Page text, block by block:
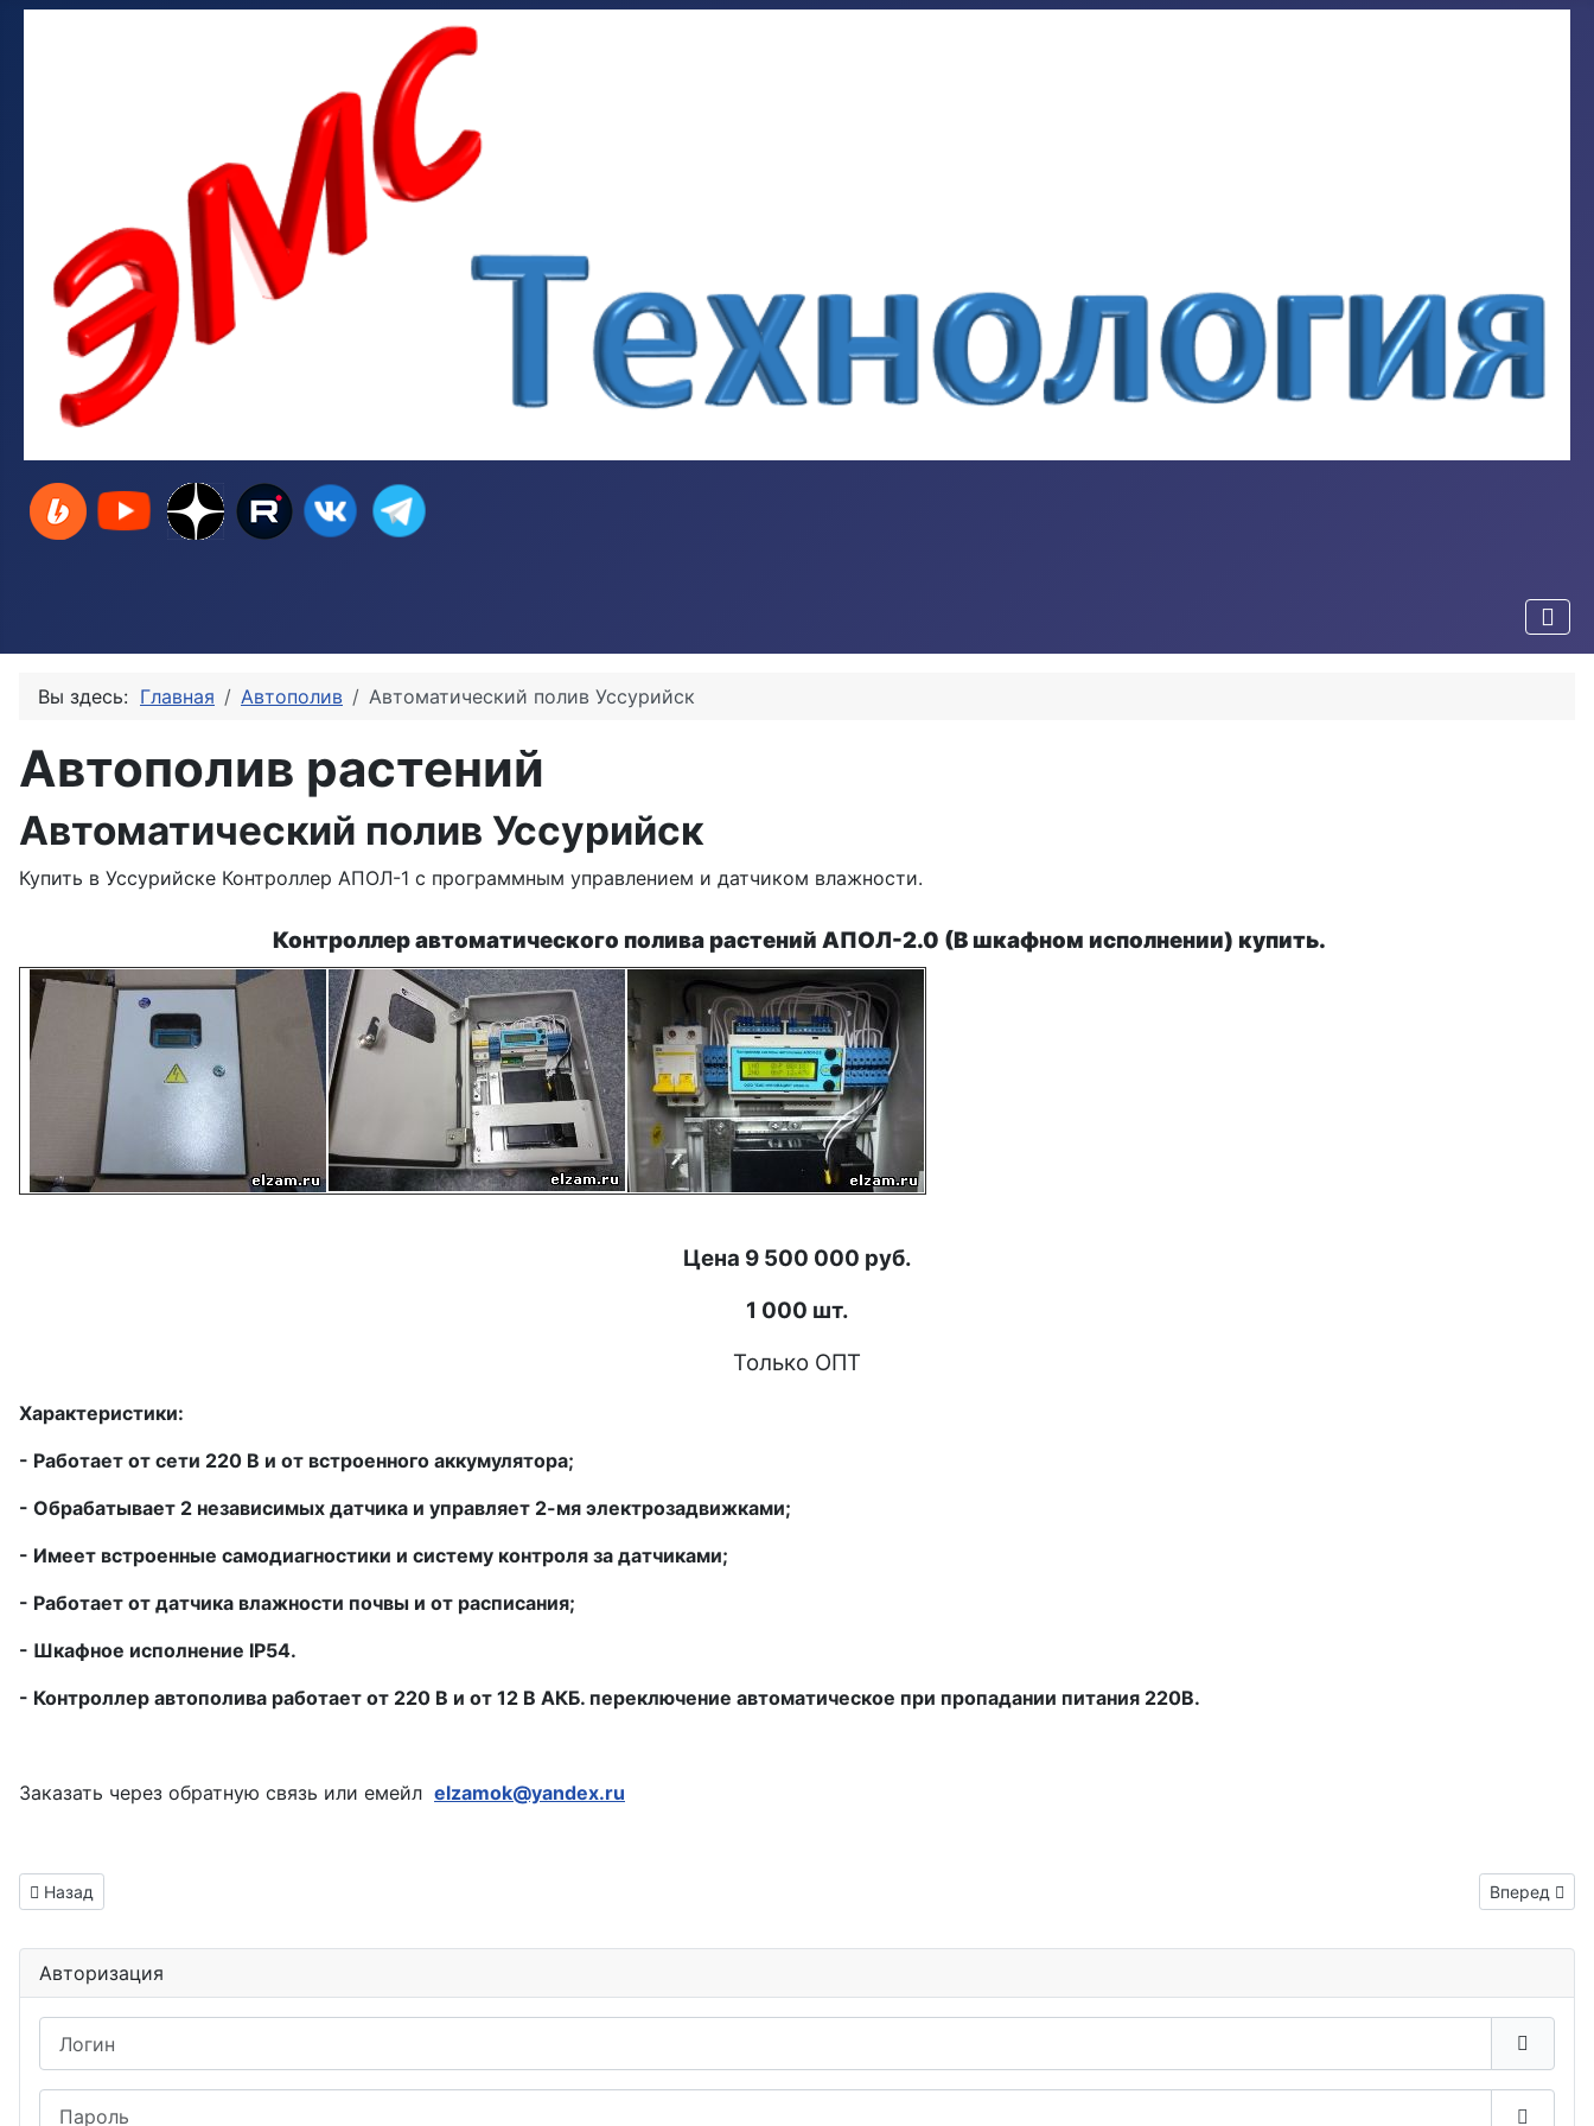
Вы здесь: Главная Автополив Автоматический полив Уссурийск
Автополив растений
Автоматический полив Уссурийск
Купить в Уссурийске Контроллер АПОЛ-1 с программным управлением и датчиком влажности.
Контроллер автоматического полива растений АПОЛ-2.0 (В шкафном исполнении) купить.
Цена 9 500 000 руб.
1 000 шт.
Только ОПТ
Характеристики:
- Работает от сети 220 В и от встроенного аккумулятора;
- Обрабатывает 2 независимых датчика и управляет 2-мя электрозадвижками;
- Имеет встроенные самодиагностики и систему контроля за датчиками;
- Работает от датчика влажности почвы и от расписания;
- Шкафное исполнение IP54.
- Контроллер автополива работает от 220 В и от 12 В АКБ. переключение автоматическое при пропадании питания 220В.
Заказать через обратную связь или емейл elzamok@yandex.ru
Информация о материале
Предыдущий: Автоматический полив Лобня
Назад Следующий:
Вперед
Авторизация